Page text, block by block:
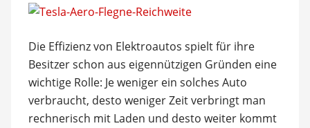
Die Effizienz von Elektroautos spielt für ihre
Besitzer schon aus eigennützigen Gründen eine
wichtige Rolle: Je weniger ein solches Auto
verbraucht, desto weniger Zeit verbringt man
rechnerisch mit Laden und desto weiter kommt